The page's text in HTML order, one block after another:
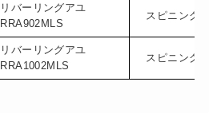
リバーリングアユ
RRA902MLS
スピニング
リバーリングアユ
RRA1002MLS
スピニング